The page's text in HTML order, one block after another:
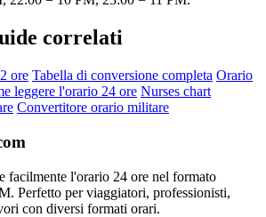
correlati
ore Tabella di conversione completa Orario
leggere l'orario 24 ore Nurses chart
Convertitore orario militare
facilmente l'orario 24 ore nel formato
Perfetto per viaggiatori, professionisti,
con diversi formati orari.